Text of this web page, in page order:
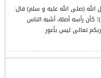
الله (صلى الله عليه و سلم) قال:
كأن رأسه أصلة، أشبه الناس
تعالى ليس بأعور